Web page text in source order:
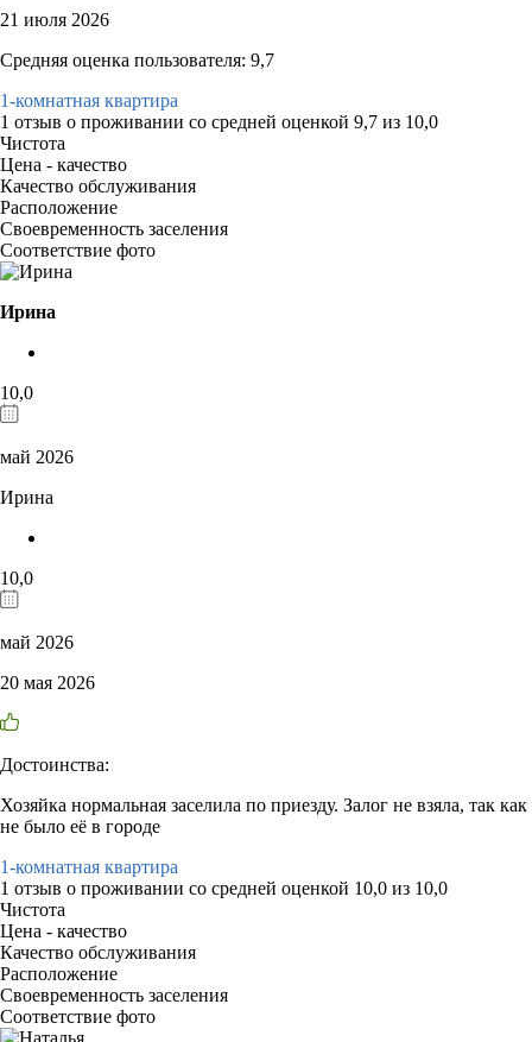
21 июля 2026
Средняя оценка пользователя: 9,7
1-комнатная квартира
1 отзыв о проживании со средней оценкой 9,7 из 10,0
Чистота
Цена - качество
Качество обслуживания
Расположение
Своевременность заселения
Соответствие фото
Ирина
10,0
май 2026
Ирина
10,0
май 2026
20 мая 2026
Достоинства:
Хозяйка нормальная заселила по приезду. Залог не взяла, так как
не было её в городе
1-комнатная квартира
1 отзыв о проживании со средней оценкой 10,0 из 10,0
Чистота
Цена - качество
Качество обслуживания
Расположение
Своевременность заселения
Соответствие фото